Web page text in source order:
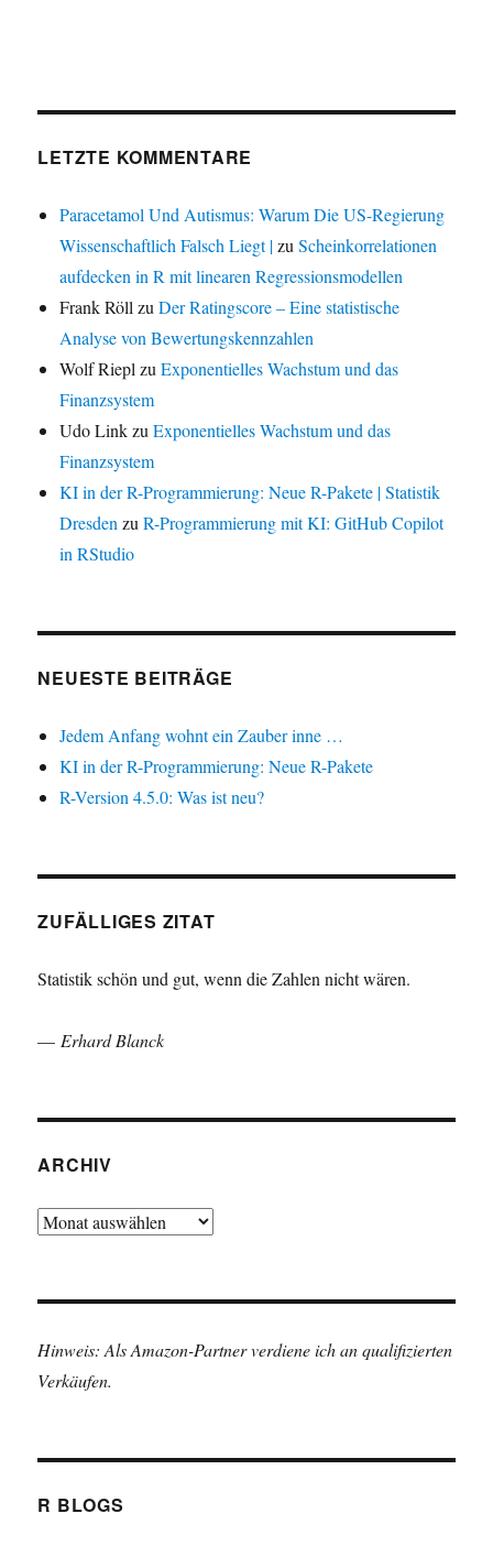
LETZTE KOMMENTARE
Paracetamol Und Autismus: Warum Die US-Regierung
Wissenschaftlich Falsch Liegt |zuScheinkorrelationen
aufdecken in R mit linearen Regressionsmodellen
Frank Röll zuDer Ratingscore – Eine statistische
Analyse von Bewertungskennzahlen
Wolf Riepl zuExponentielles Wachstum und das
Finanzsystem
Udo LinkzuExponentielles Wachstum und das
Finanzsystem
KI in der R-Programmierung: Neue R-Pakete | Statistik
Dresden zuR-Programmierung mit KI: GitHub Copilot
in RStudio
NEUESTE BEITRÄGE
Jedem Anfang wohnt ein Zauber inne …
KI in der R-Programmierung: Neue R-Pakete
R-Version 4.5.0: Was ist neu?
ZUFÄLLIGES ZITAT
Statistik schön und gut, wenn die Zahlen nicht wären.
— Erhard Blanck
ARCHIV
Archiv
Hinweis: Als Amazon-Partner verdiene ich an qualifizierten
Verkäufen.
R BLOGS